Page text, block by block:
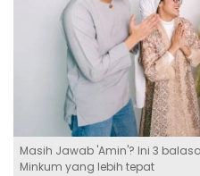
Masih Jawab 'Amin'? Ini 3
Minkum yang lebih tepat